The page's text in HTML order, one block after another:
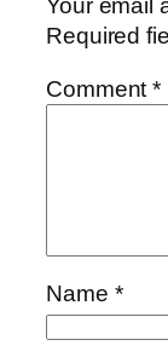
Your email
Required
Comment*
Name *